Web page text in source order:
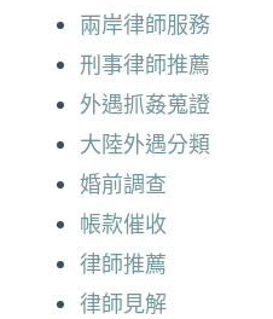
兩岸律師服務
刑事律師推薦
外遇抓姦蒐證
大陸外遇分類
婚前調查
帳款催收
律師推薦
律師見解